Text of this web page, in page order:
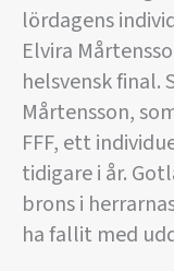
lördagens
Elvira
helsvensk final.
Mårtensson,
FFF, ett
tidigare i år.
brons i
ha fallit med